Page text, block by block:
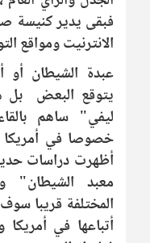
فبقى يدير كنيسة
الانترنيت ومواقع
عبدة الشيطان أو
يتوقع البعض بل
ليفي" ساهم
خصوصا في
أظهرت دراسات
معبد الشيطان"
المختلفة قريبا
أتباعها في